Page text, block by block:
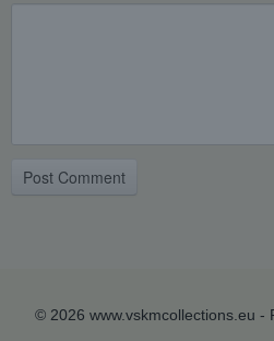
Post Comment
© 2026 www.vskmcollections.eu -